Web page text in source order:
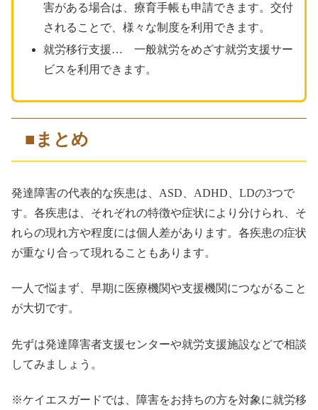
害がある場合は、療育手帳も申請できます。交付
されることで、様々な制度を利用できます。
就労移行支援… 一般就労をめざす就労支援サー
ビスを利用できます。
■まとめ
発達障害の代表的な疾患は、ASD、ADHD、LDの3つで
す。各疾患は、それぞれの特徴や症状により分けられ、そ
れらの現れ方や程度には個人差があります。各疾患の症状
が重なり合って現れることもあります。
一人で悩まず、早期に医療機関や支援機関につながること
が大切です。
先ずは発達障害者支援センターや就労支援施設などで相談
してみましょう。
※ケイエスガードでは、障害をお持ちの方を対象に就労移